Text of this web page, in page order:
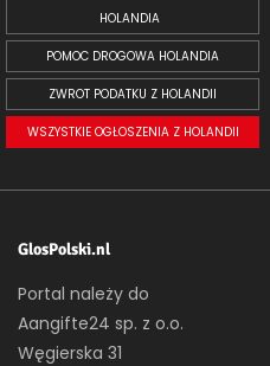
HOLANDIA
POMOC DROGOWA HOLANDIA
ZWROT PODATKU Z HOLANDII
WSZYSTKIE OGŁOSZENIA Z HOLANDII
GlosPolski.nl
Portal należy do
Aangifte24 sp. z o.o.
Węgierska 31